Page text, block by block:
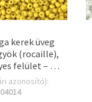
kerek üveg
(rocaille),
felület – 50
csomag
és
azonosító):